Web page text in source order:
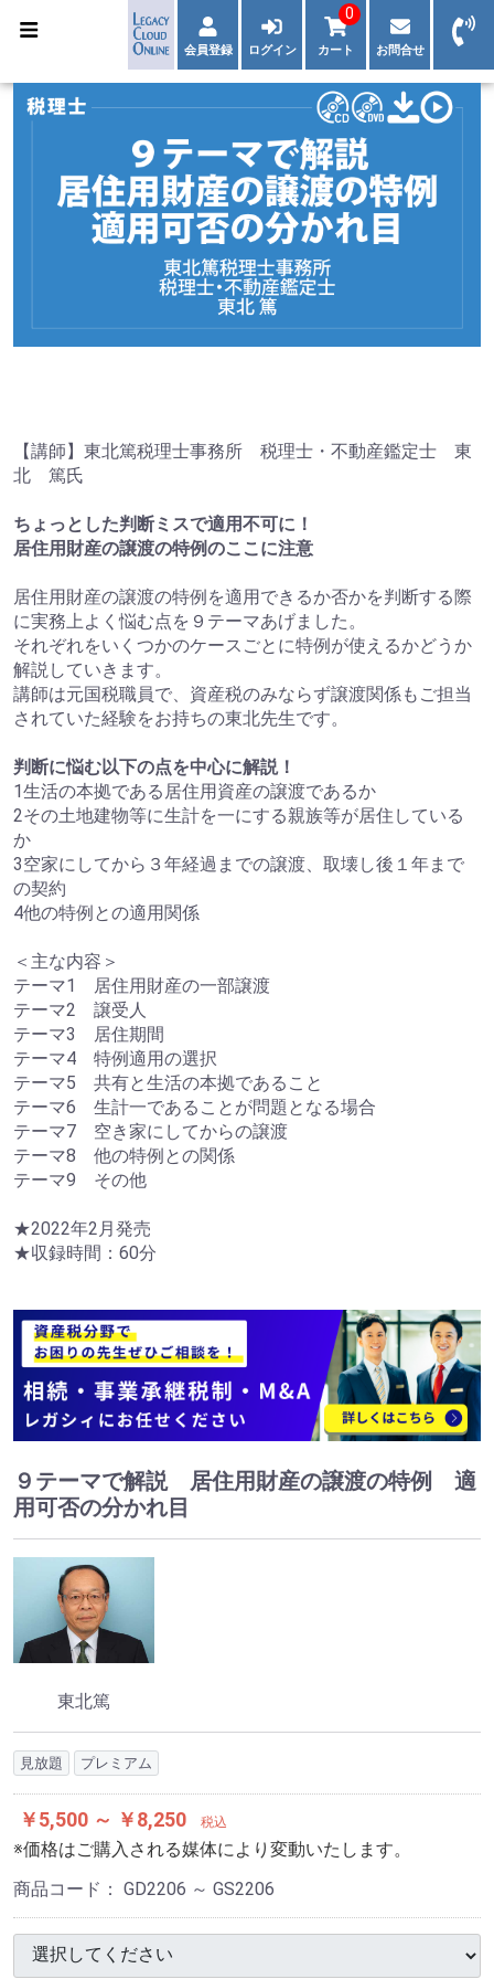
会員登録 ログイン カート
0
お問合せ
【講師】東北篤税理士事務所 税理士・不動産鑑定士 東
北 篤氏
ちょっとした判断ミスで適用不可に！
居住用財産の譲渡の特例のここに注意
居住用財産の譲渡の特例を適用できるか否かを判断する際
に実務上よく悩む点を９テーマあげました。
それぞれをいくつかのケースごとに特例が使えるかどうか
解説していきます。
講師は元国税職員で、資産税のみならず譲渡関係もご担当
されていた経験をお持ちの東北先生です。
判断に悩む以下の点を中心に解説！
1生活の本拠である居住用資産の譲渡であるか
2その土地建物等に生計を一にする親族等が居住している
か
3空家にしてから３年経過までの譲渡、取壊し後１年まで
の契約
4他の特例との適用関係
＜主な内容＞
テーマ1 居住用財産の一部譲渡
テーマ2 譲受人
テーマ3 居住期間
テーマ4 特例適用の選択
テーマ5 共有と生活の本拠であること
テーマ6 生計一であることが問題となる場合
テーマ7 空き家にしてからの譲渡
テーマ8 他の特例との関係
テーマ9 その他
★2022年2月発売
★収録時間：60分
９テーマで解説 居住用財産の譲渡の特例 適
用可否の分かれ目
東北篤
見放題 プレミアム
￥5,500 ～ ￥8,250 税込
※価格はご購入される媒体により変動いたします。
商品コード： GD2206 ～ GS2206